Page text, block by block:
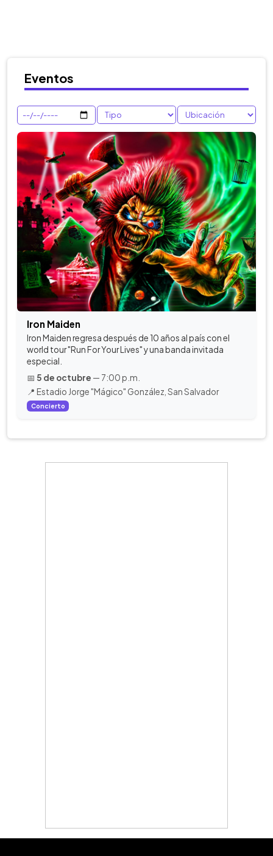
Eventos
Iron Maiden
Iron Maiden regresa después de 10 años al país con el
world tour "Run For Your Lives" y una banda invitada
especial.
📅 5 de octubre — 7:00 p.m.
📍 Estadio Jorge "Mágico" González, San Salvador
Concierto